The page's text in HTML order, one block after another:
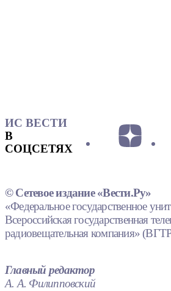
ИС ВЕСТИ
В
СОЦСЕТЯХ
© Сетевое издание «Вести.Ру»
«Федеральное государственное
Всероссийская государственная
радиовещательная компания»
Главный редактор
А. А. Филипповский